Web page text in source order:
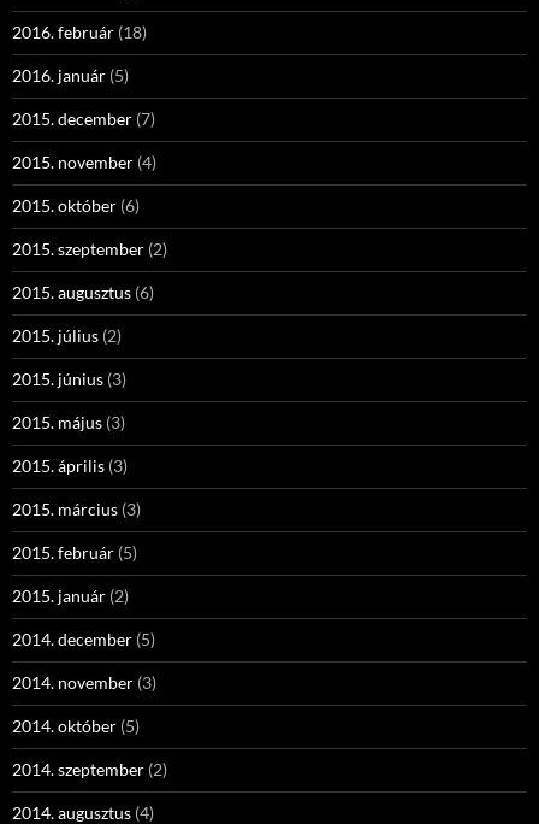
2016. február (18)
2016. január (5)
2015. december (7)
2015. november (4)
2015. október (6)
2015. szeptember (2)
2015. augusztus (6)
2015. július (2)
2015. június (3)
2015. május (3)
2015. április (3)
2015. március (3)
2015. február (5)
2015. január (2)
2014. december (5)
2014. november (3)
2014. október (5)
2014. szeptember (2)
2014. augusztus (4)